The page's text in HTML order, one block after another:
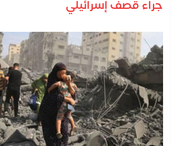
جراء قصف إسرائيلي